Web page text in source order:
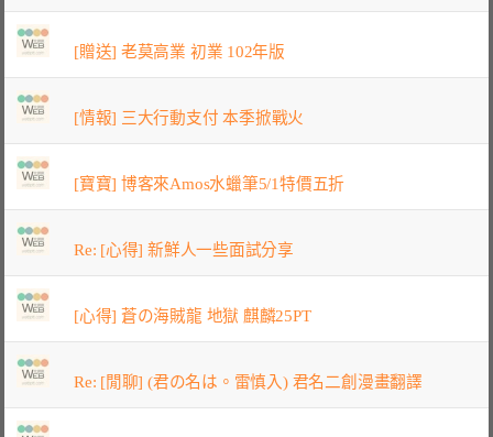
[贈送] 老莫高業 初業 102年版
[情報] 三大行動支付 本季掀戰火
[寶寶] 博客來Amos水蠟筆5/1特價五折
Re: [心得] 新鮮人一些面試分享
[心得] 蒼の海賊龍 地獄 麒麟25PT
Re: [閒聊] (君の名は。雷慎入) 君名二創漫畫翻譯